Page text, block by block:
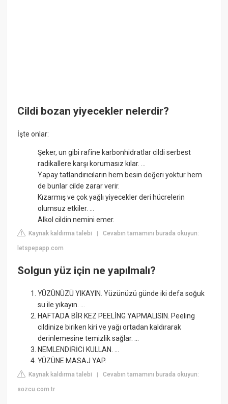
Cildi bozan yiyecekler nelerdir?
İşte onlar:
Şeker, un gibi rafine karbonhidratlar cildi serbest
radikallere karşı korumasız kılar. ...
Yapay tatlandırıcıların hem besin değeri yoktur hem
de bunlar cilde zarar verir.
Kızarmış ve çok yağlı yiyecekler deri hücrelerin
olumsuz etkiler. ...
Alkol cildin nemini emer.
Kaynak kaldırma talebi |Cevabın tamamını burada okuyun:
letspepapp.com
Solgun yüz için ne yapılmalı?
YÜZÜNÜZÜ YIKAYIN. Yüzünüzü günde iki defa soğuk
su ile yıkayın. ...
HAFTADA BİR KEZ PEELİNG YAPMALISIN. Peeling
cildinize biriken kiri ve yağı ortadan kaldırarak
derinlemesine temizlik sağlar. ...
NEMLENDİRİCİ KULLAN. ...
YÜZÜNE MASAJ YAP.
Kaynak kaldırma talebi |Cevabın tamamını burada okuyun:
sozcu.com.tr